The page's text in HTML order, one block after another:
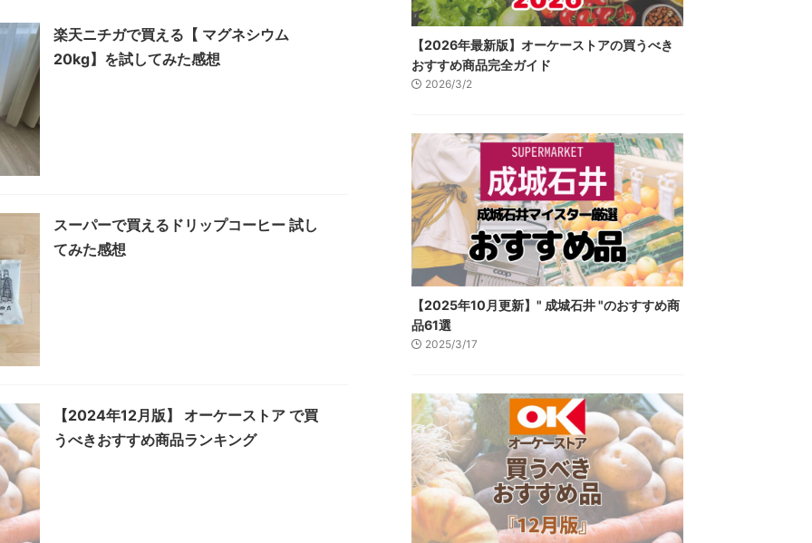
楽天ニチガで買える【 マグネシウム
20kg】を試してみた感想
スーパーで買えるドリップコーヒー 試し
てみた感想
【2024年12月版】 オーケーストア で買
うべきおすすめ商品ランキング
【2026年最新版】オーケーストアの買うべき
おすすめ商品完全ガイド
2026/3/2
【2025年10月更新】" 成城石井 "のおすすめ商
品61選
2025/3/17